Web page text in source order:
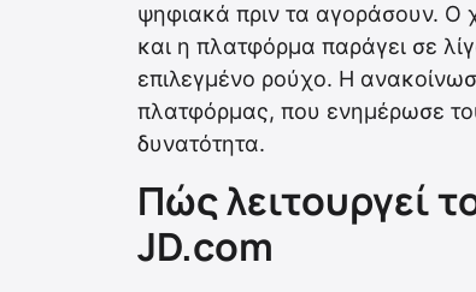
ψηφιακά πριν τα αγοράσουν. Ο
και η πλατφόρμα παράγει σε
επιλεγμένο ρούχο. Η
πλατφόρμας, που ενημέρωσε
δυνατότητα.
Πώς λειτουργεί
JD.com